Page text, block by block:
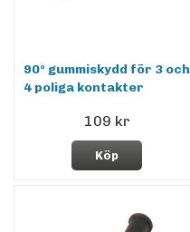
90° gummiskydd för 3 och
4 poliga kontakter
109 kr
Köp